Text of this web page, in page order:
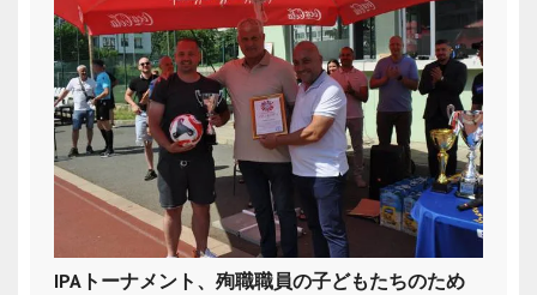
IPAトーナメント、殉職職員の子どもたちのため